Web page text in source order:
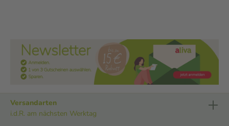
Versandarten
i.d.R. am nächsten Werktag